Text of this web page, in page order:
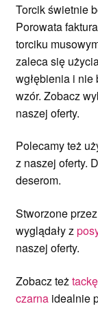
Torcik świetnie
Porowata
torciku
zaleca się
wgłębienia i nie
wzór. Zobacz
naszej oferty.
Polecamy też
z naszej oferty.
deserom.
Stworzone
wyglądały z
naszej oferty.
Zobacz też
czarnaidealnie